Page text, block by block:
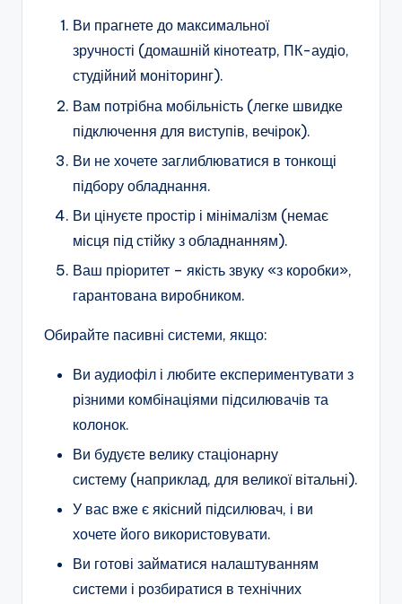
Ви прагнете до максимальної
зручності (домашній кінотеатр, ПК-аудіо,
студійний моніторинг).
Вам потрібна мобільність (легке швидке
підключення для виступів, вечірок).
Ви не хочете заглиблюватися в тонкощі
підбору обладнання.
Ви цінуєте простір і мінімалізм (немає
місця під стійку з обладнанням).
Ваш пріоритет – якість звуку «з коробки»,
гарантована виробником.
Обирайте пасивні системи, якщо:
Ви аудиофіл і любите експериментувати з
різними комбінаціями підсилювачів та
колонок.
Ви будуєте велику стаціонарну
систему (наприклад, для великої вітальні).
У вас вже є якісний підсилювач, і ви
хочете його використовувати.
Ви готові займатися налаштуванням
системи і розбиратися в технічних